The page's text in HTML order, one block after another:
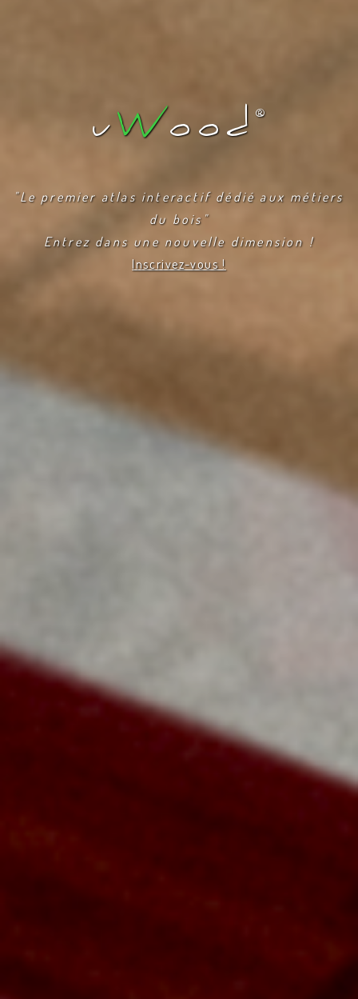
uWood®
"Le premier atlas interactif dédié aux métiers
du bois"
Entrez dans une nouvelle dimension !
Inscrivez-vous !